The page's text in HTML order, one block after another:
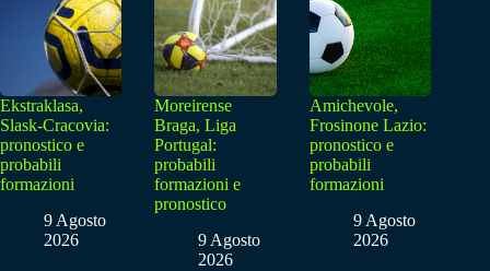
Ekstraklasa,
Slask-Cracovia:
pronostico e
probabili
formazioni
9 Agosto
2026
Moreirense
Braga, Liga
Portugal:
probabili
formazioni e
pronostico
9 Agosto
2026
Amichevole,
Frosinone Lazio:
pronostico e
probabili
formazioni
9 Agosto
2026